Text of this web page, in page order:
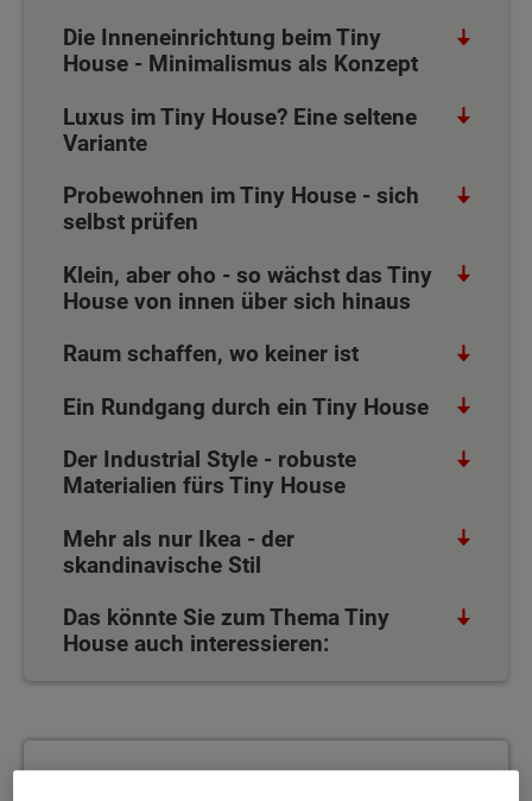
Die Inneneinrichtung beim Tiny
House - Minimalismus als Konzept
Luxus im Tiny House? Eine seltene
Variante
Probewohnen im Tiny House - sich
selbst prüfen
Klein, aber oho - so wächst das Tiny
House von innen über sich hinaus
Raum schaffen, wo keiner ist
Ein Rundgang durch ein Tiny House
Der Industrial Style - robuste
Materialien fürs Tiny House
Mehr als nur Ikea - der
skandinavische Stil
Das könnte Sie zum Thema Tiny
House auch interessieren: